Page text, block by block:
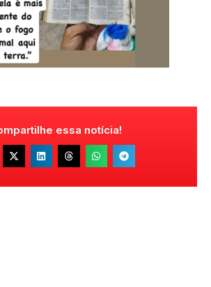
essa notícia!